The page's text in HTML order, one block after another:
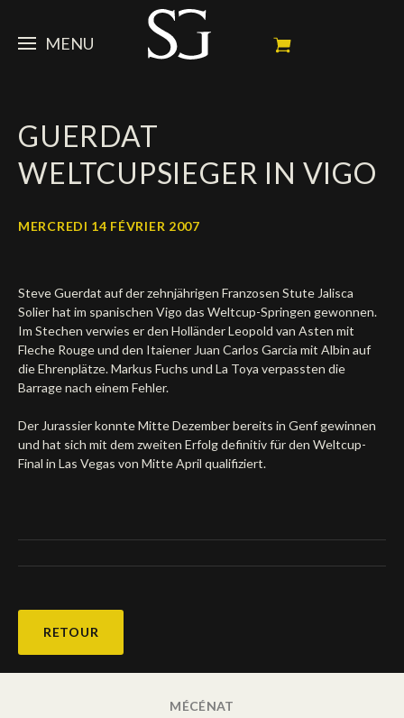
MENU
Portrait
Palmarès
Ambassadeur
ACTUALITÉ
News
Dossiers
Prochains concours
Résultats
Galeries photos
Vidéos
Contacts médias
CHEVAUX
Mes chevaux de concours
SPONSORS
Sponsors officiels
Partenaires officiels
Autographes
Social Newsroom
SHOP
Français
English
Deutsch
GUERDAT
WELTCUPSIEGER IN VIGO
MERCREDI 14 FÉVRIER 2007
Steve Guerdat auf der zehnjährigen Franzosen Stute Jalisca
Solier hat im spanischen Vigo das Weltcup-Springen gewonnen.
Im Stechen verwies er den Holländer Leopold van Asten mit
Fleche Rouge und den Itaiener Juan Carlos Garcia mit Albin auf
die Ehrenplätze. Markus Fuchs und La Toya verpassten die
Barrage nach einem Fehler.
Der Jurassier konnte Mitte Dezember bereits in Genf gewinnen
und hat sich mit dem zweiten Erfolg definitiv für den Weltcup-
Final in Las Vegas von Mitte April qualifiziert.
RETOUR
MÉCÉNAT